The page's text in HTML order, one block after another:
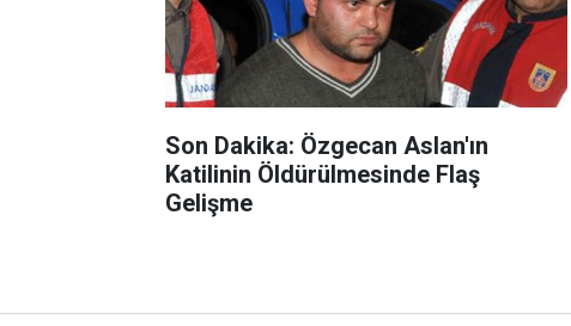
Son Dakika: Özgecan Aslan'ın
Katilinin Öldürülmesinde Flaş
Gelişme